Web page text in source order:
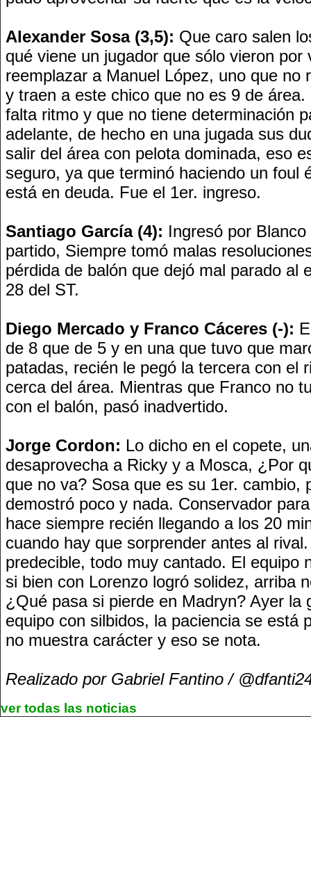
Alexander Sosa (3,5): Que caro salen
qué viene un jugador que sólo vieron por
reemplazar a Manuel López, uno que no
y traen a este chico que no es 9 de
falta ritmo y que no tiene determinación
adelante, de hecho en una jugada sus
salir del área con pelota dominada, eso
seguro, ya que terminó haciendo un foul
está en deuda. Fue el 1er. ingreso.
Santiago García (4): Ingresó por
partido, Siempre tomó malas
pérdida de balón que dejó mal parado al
28 del ST.
Diego Mercado y Franco Cáceres (-):
de 8 que de 5 y en una que tuvo que
patadas, recién le pegó la tercera con el
cerca del área. Mientras que Franco no
con el balón, pasó inadvertido.
Jorge Cordon: Lo dicho en el copete,
desaprovecha a Ricky y a Mosca, ¿Por
que no va? Sosa que es su 1er. cambio,
demostró poco y nada. Conservador
hace siempre recién llegando a los 20
cuando hay que sorprender antes al
predecible, todo muy cantado. El equipo
si bien con Lorenzo logró solidez, arriba
¿Qué pasa si pierde en Madryn? Ayer la
equipo con silbidos, la paciencia se está
no muestra carácter y eso se nota.
Realizado por Gabriel Fantino /
ver todas las noticias